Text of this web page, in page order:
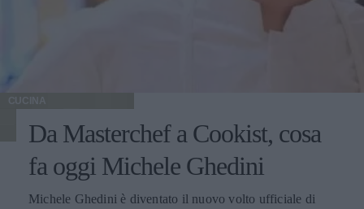
CUCINA
Da Masterchef a Cookist, cosa
fa oggi Michele Ghedini
Michele Ghedini è diventato il nuovo volto ufficiale di